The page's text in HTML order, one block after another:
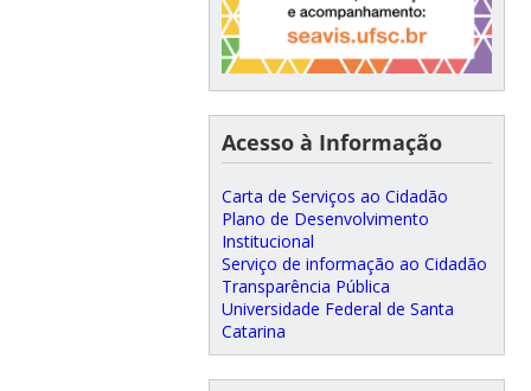
Acesso à Informação
Carta de Serviços ao Cidadão
Plano de Desenvolvimento
Institucional
Serviço de informação ao Cidadão
Transparência Pública
Universidade Federal de Santa
Catarina